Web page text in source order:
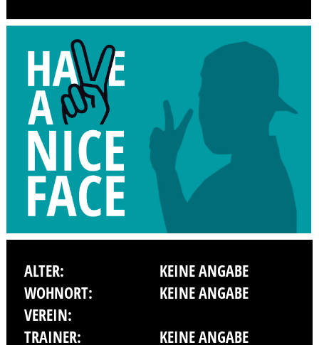
ALTER:
KEINE ANGABE
WOHNORT:
KEINE ANGABE
VEREIN:
TRAINER:
KEINE ANGABE